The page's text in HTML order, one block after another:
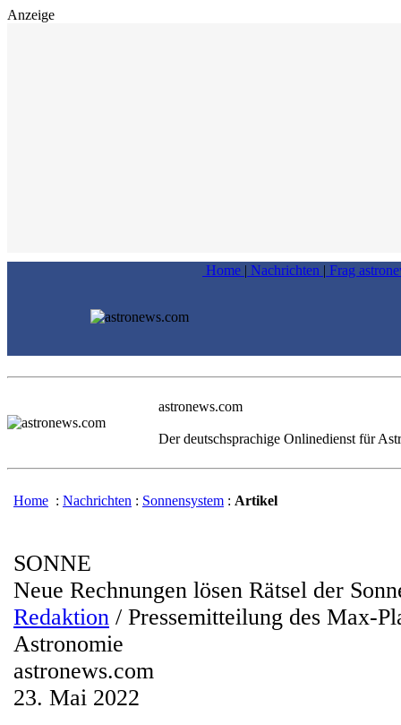
Anzeige
Home | Nachrichten | Frag
astronews.com
Der deutschsprachige Onlinedienst für
Home : Nachrichten : Sonnensystem : Artikel
SONNE
Neue Rechnungen lösen Rätsel der
Redaktion / Pressemitteilung des Max-
Astronomie
astronews.com
23. Mai 2022